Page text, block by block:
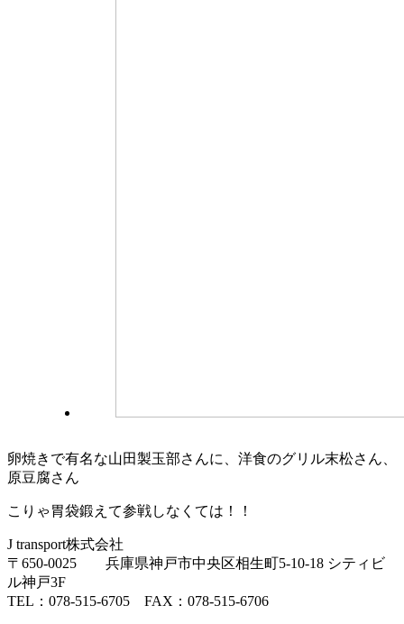
卵焼きで有名な山田製玉部さんに、洋食のグリル末松さん、
原豆腐さん
こりゃ胃袋鍛えて参戦しなくては！！
J transport株式会社
〒650-0025 兵庫県神戸市中央区相生町5-10-18 シティビ
ル神戸3F
TEL：078-515-6705 FAX：078-515-6706